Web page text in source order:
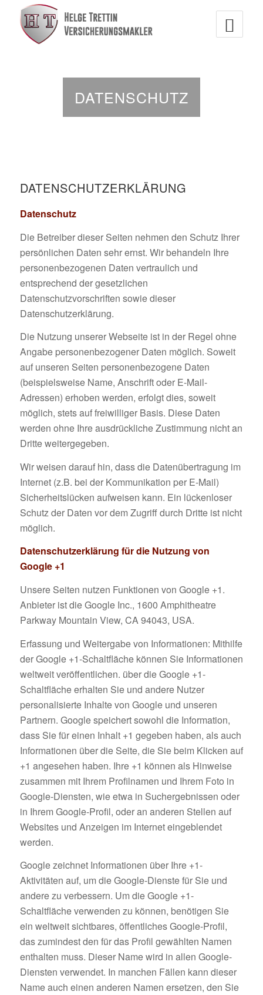
DATENSCHUTZ
DATENSCHUTZERKLÄRUNG
Datenschutz
Die Betreiber dieser Seiten nehmen den Schutz Ihrer
persönlichen Daten sehr ernst. Wir behandeln Ihre
personenbezogenen Daten vertraulich und
entsprechend der gesetzlichen
Datenschutzvorschriften sowie dieser
Datenschutzerklärung.
Die Nutzung unserer Webseite ist in der Regel ohne
Angabe personenbezogener Daten möglich. Soweit
auf unseren Seiten personenbezogene Daten
(beispielsweise Name, Anschrift oder E-Mail-
Adressen) erhoben werden, erfolgt dies, soweit
möglich, stets auf freiwilliger Basis. Diese Daten
werden ohne Ihre ausdrückliche Zustimmung nicht an
Dritte weitergegeben.
Wir weisen darauf hin, dass die Datenübertragung im
Internet (z.B. bei der Kommunikation per E-Mail)
Sicherheitslücken aufweisen kann. Ein lückenloser
Schutz der Daten vor dem Zugriff durch Dritte ist nicht
möglich.
Datenschutzerklärung für die Nutzung von
Google +1
Unsere Seiten nutzen Funktionen von Google +1.
Anbieter ist die Google Inc., 1600 Amphitheatre
Parkway Mountain View, CA 94043, USA.
Erfassung und Weitergabe von Informationen: Mithilfe
der Google +1-Schaltfläche können Sie Informationen
weltweit veröffentlichen. über die Google +1-
Schaltfläche erhalten Sie und andere Nutzer
personalisierte Inhalte von Google und unseren
Partnern. Google speichert sowohl die Information,
dass Sie für einen Inhalt +1 gegeben haben, als auch
Informationen über die Seite, die Sie beim Klicken auf
+1 angesehen haben. Ihre +1 können als Hinweise
zusammen mit Ihrem Profilnamen und Ihrem Foto in
Google-Diensten, wie etwa in Suchergebnissen oder
in Ihrem Google-Profil, oder an anderen Stellen auf
Websites und Anzeigen im Internet eingeblendet
werden.
Google zeichnet Informationen über Ihre +1-
Aktivitäten auf, um die Google-Dienste für Sie und
andere zu verbessern. Um die Google +1-
Schaltfläche verwenden zu können, benötigen Sie
ein weltweit sichtbares, öffentliches Google-Profil,
das zumindest den für das Profil gewählten Namen
enthalten muss. Dieser Name wird in allen Google-
Diensten verwendet. In manchen Fällen kann dieser
Name auch einen anderen Namen ersetzen, den Sie